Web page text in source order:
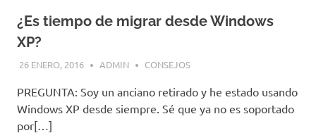
¿Es tiempo de migrar desde Windows
XP?
26 ENERO, 2016 ADMIN CONSEJOS
PREGUNTA: Soy un anciano retirado y he estado usando
Windows XP desde siempre. Sé que ya no es soportado
por[…]